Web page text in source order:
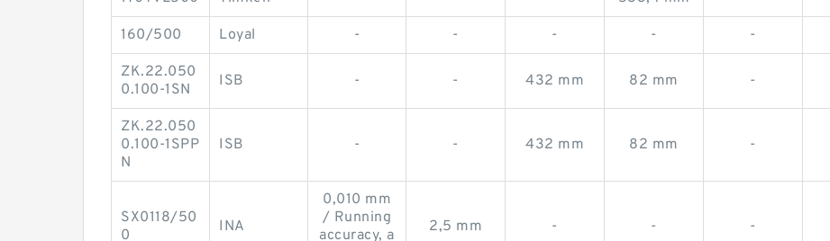
160/500 Loyal - - - - -
ZK.22.050
0.100-1SN
ISB - - 432 mm 82 mm -
ZK.22.050
0.100-1SPP
N
ISB - - 432 mm 82 mm -
SX0118/50
0
INA
0,010 mm
/ Running
accuracy, a
2,5 mm - - -